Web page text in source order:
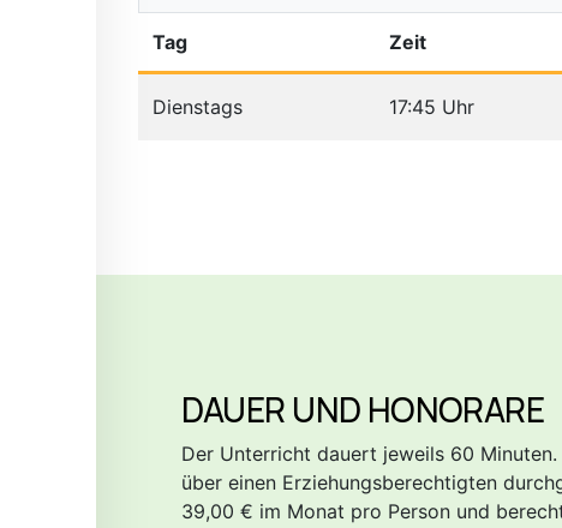
Tag Zeit
Dienstags 17:45 Uhr
DAUER UND HONORARE
Der Unterricht dauert jeweils 60
über einen Erziehungsberechtigten
39,00 € im Monat pro Person und